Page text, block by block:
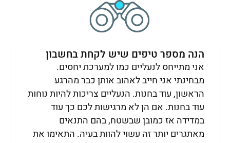
הנה מספר טיפים שיש לקחת בחשבון
אני מתייחס לנעליים כמו למערכת יחסים.
מבחינתי אני חייב לאהוב אותן כבר מהרגע
הראשון, עוד בחנות. הנעליים צריכות להיות נוחות
עוד בחנות. אם הן לא מרגישות לכם כך עוד
במדידה אז כמובן שבשטח, בהם התנאים
מאתגרים יותר זה עשוי להוות בעיה. התאימו את